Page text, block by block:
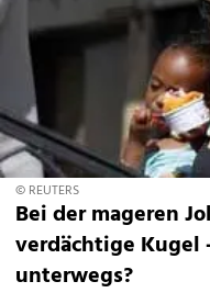
© REUTERS
Bei der mageren
verdächtige Kugel
unterwegs?